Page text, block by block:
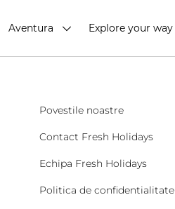
Aventura Explore your way
Povestile noastre
Contact Fresh Holidays
Echipa Fresh Holidays
Politica de confidentialitate